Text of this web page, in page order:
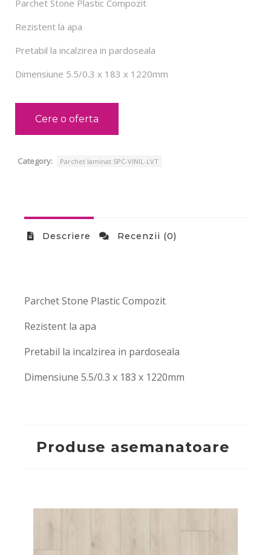
Parchet Stone Plastic Compozit
Rezistent la apa
Pretabil la incalzirea in pardoseala
Dimensiune 5.5/0.3 x 183 x 1220mm
Cere o oferta
Category: Parchet laminat SPC-VINIL-LVT
Descriere Recenzii (0)
Parchet Stone Plastic Compozit
Rezistent la apa
Pretabil la incalzirea in pardoseala
Dimensiune 5.5/0.3 x 183 x 1220mm
Produse asemanatoare